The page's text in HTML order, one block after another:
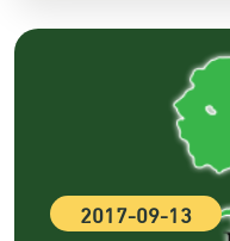
2017-09-13